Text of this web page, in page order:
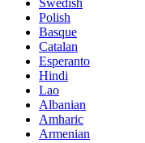
Swedish
Polish
Basque
Catalan
Esperanto
Hindi
Lao
Albanian
Amharic
Armenian